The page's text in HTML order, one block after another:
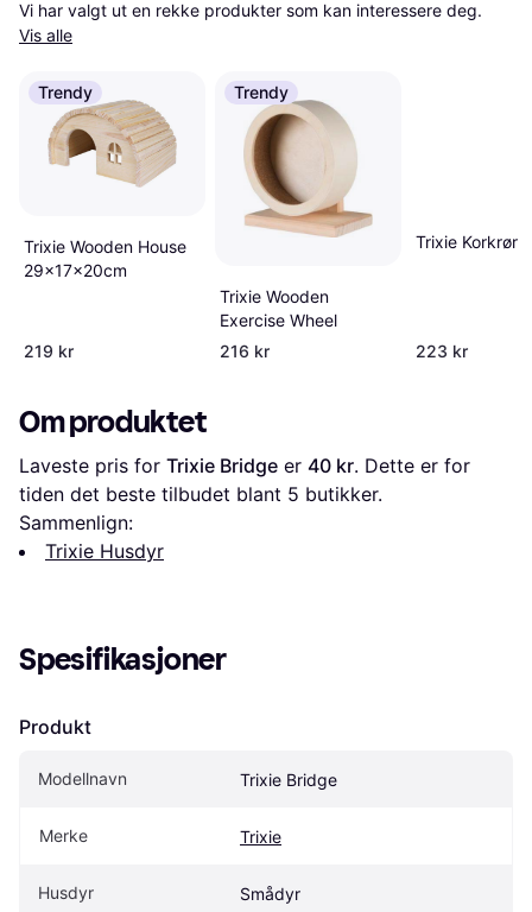
Vis alle
Trendy
Trixie Wooden House
29x17x20cm
219 kr
Trendy
Trixie Wooden
Exercise Wheel
216 kr
Trixie Korkrør L
223 kr
Om produktet
Laveste pris for Trixie Bridge er 40 kr. Dette er for
tiden det beste tilbudet blant 5 butikker.
Sammenlign:
Trixie Husdyr
Spesifikasjoner
Produkt
Modellnavn Trixie Bridge
Merke Trixie
Husdyr Smådyr